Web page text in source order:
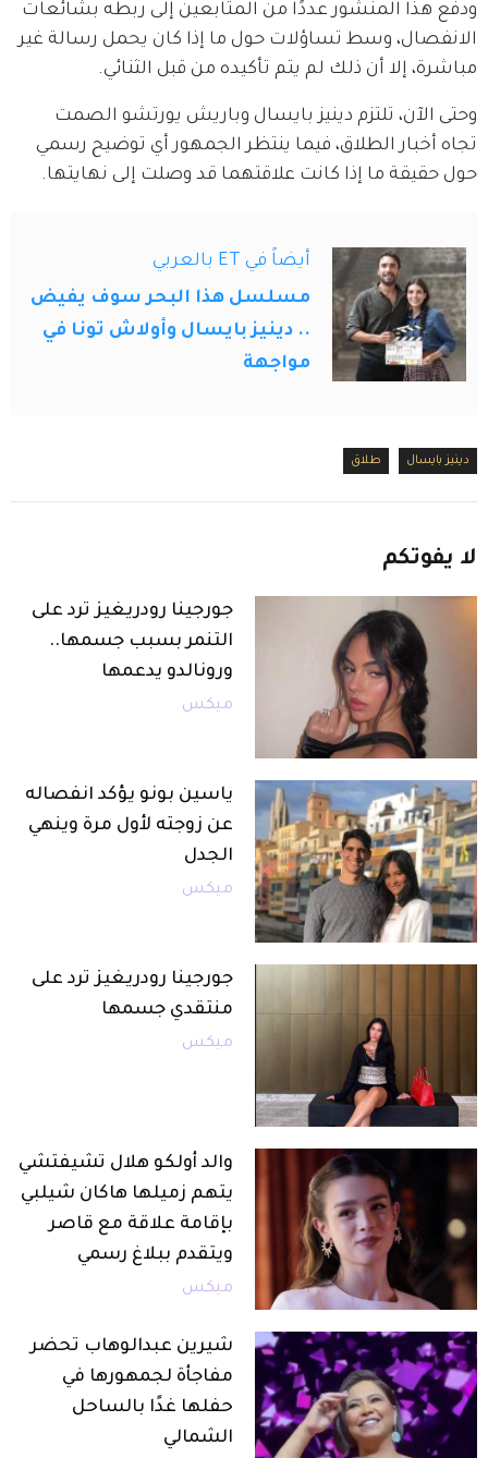
ودفع هذا المنشور عددًا من المتابعين إلى ربطه بشائعات
الانفصال، وسط تساؤلات حول ما إذا كان يحمل رسالة غير
مباشرة، إلا أن ذلك لم يتم تأكيده من قبل الثنائي.
وحتى الآن، تلتزم دينيز بايسال وباريش يورتشو الصمت
تجاه أخبار الطلاق، فيما ينتظر الجمهور أي توضيح رسمي
حول حقيقة ما إذا كانت علاقتهما قد وصلت إلى نهايتها.
أيضاً في ET بالعربي
مسلسل هذا البحر سوف يفيض
.. دينيز بايسال وأولاش تونا في
مواجهة
دينيز بايسال طلاق
لا يفوتكم
جورجينا رودريغيز ترد على
التنمر بسبب جسمها..
ورونالدو يدعمها
ميكس
ياسين بونو يؤكد انفصاله
عن زوجته لأول مرة وينهي
الجدل
ميكس
جورجينا رودريغيز ترد على
منتقدي جسمها
ميكس
والد أولكو هلال تشيفتشي
يتهم زميلها هاكان شيلبي
بإقامة علاقة مع قاصر
ويتقدم ببلاغ رسمي
ميكس
شيرين عبدالوهاب تحضر
مفاجأة لجمهورها في
حفلها غدًا بالساحل
الشمالي